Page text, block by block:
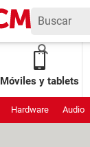
Móviles y tablets
Hardware Audio